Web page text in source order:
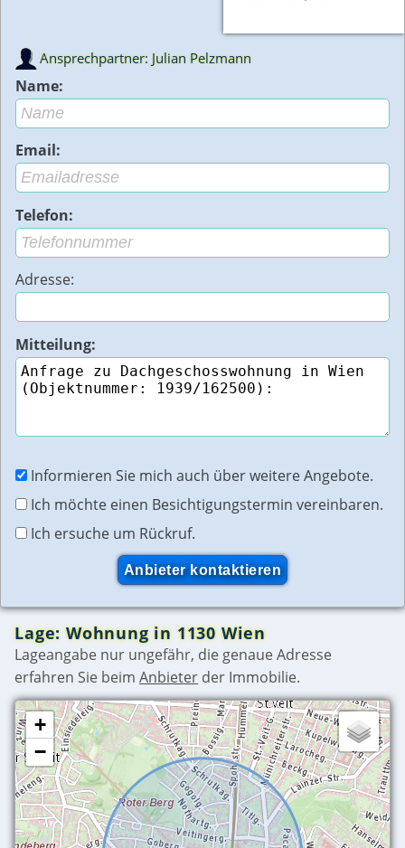
Ansprechpartner: Julian Pelzmann
Name:
Email:
Telefon:
Adresse:
Mitteilung:
Informieren Sie mich auch über weitere Angebote.
Ich möchte einen Besichtigungstermin vereinbaren.
Ich ersuche um Rückruf.
Lage: Wohnung in 1130 Wien
Lageangabe nur ungefähr, die genaue Adresse
erfahren Sie beimAnbieter der Immobilie.
+
−